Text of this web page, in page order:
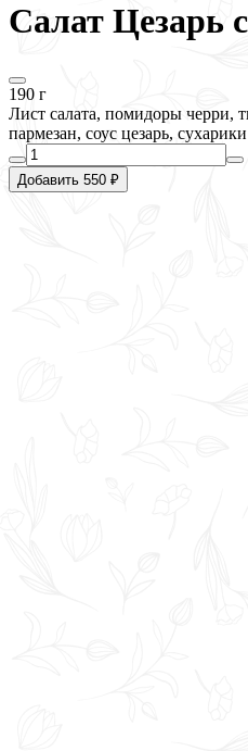
Салат Цезарь
190 г
Лист салата, помидоры черри,
пармезан, соус цезарь, сухарики
Добавить 550 ₽